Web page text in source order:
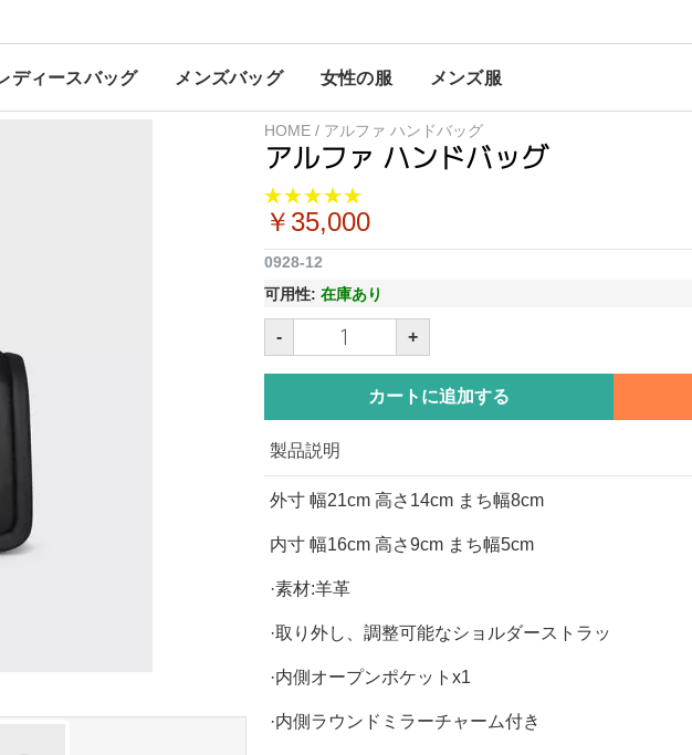
ディースバッグ メンズバッグ 女性の服 メンズ服
HOME / アルファ ハンドバッグ
アルファ ハンドバッグ
￥35,000
0928-12
可用性: 在庫あり
- +
カートに追加する
製品説明
外寸 幅21cm 高さ14cm まち幅8cm
内寸 幅16cm 高さ9cm まち幅5cm
·素材:羊革
·取り外し、調整可能なショルダーストラッ
·内側オープンポケットx1
·内側ラウンドミラーチャーム付き